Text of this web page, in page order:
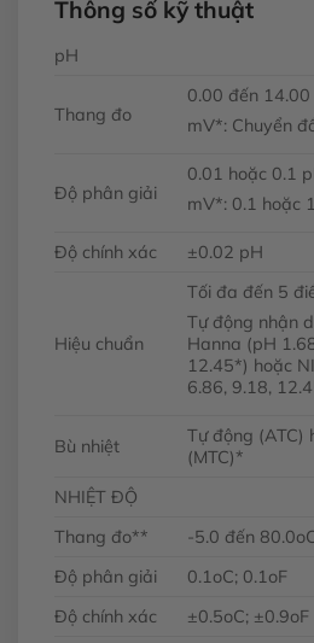
Thông số kỹ thuật
pH
Thang đo
0.00 đến 14.00
mV*: Chuyển
Độ phân giải
0.01 hoặc 0.1
mV*: 0.1 hoặc
Độ chính xác ±0.02 pH
Hiệu chuẩn
Tối đa đến 5
Tự động nhận
Hanna (pH
12.45*) hoặc
6.86, 9.18,
Bù nhiệt
Tự động (ATC)
(MTC)*
NHIỆT ĐỘ
Thang đo**
-5.0 đến
Độ phân giải
0.1oC; 0.1oF
Độ chính xác
±0.5oC; ±0.9oF